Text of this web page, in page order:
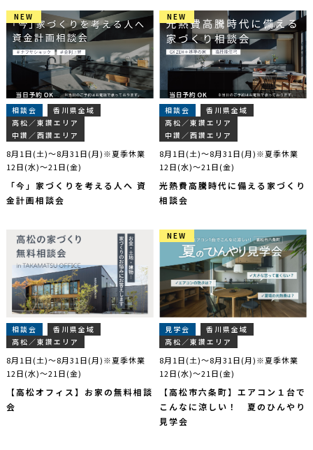
NEW
NEW
相談会
香川県全域
高松／東讃エリア
中讃／西讃エリア
8月1日(土)～8月31日(月)※夏季休業
12日(水)～21日(金)
「今」家づくりを考える人へ 資
金計画相談会
NEW
NEW
相談会
香川県全域
高松／東讃エリア
中讃／西讃エリア
8月1日(土)～8月31日(月)※夏季休業
12日(水)～21日(金)
光熱費高騰時代に備える家づくり
相談会
相談会
香川県全域
高松／東讃エリア
8月1日(土)～8月31日(月)※夏季休業
12日(水)～21日(金)
【高松オフィス】お家の無料相談
会
NEW
NEW
見学会
香川県全域
高松／東讃エリア
8月1日(土)～8月31日(月)※夏季休業
12日(水)～21日(金)
【高松市六条町】エアコン１台で
こんなに涼しい！ 夏のひんやり
見学会